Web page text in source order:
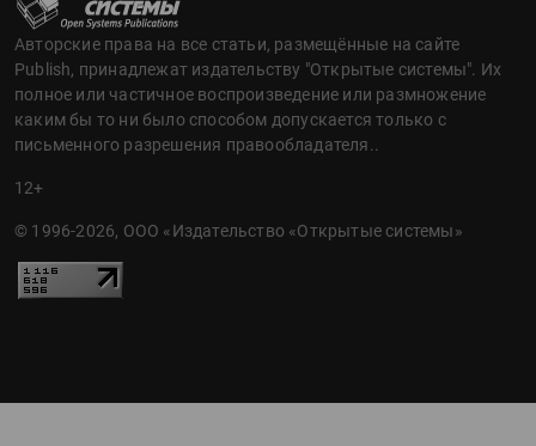
Авторские права на все статьи, размещённые на сайте
Publish, принадлежат издательству "Открытые системы". Их
полное или частичное воспроизведение или размножение
каким бы то ни было способом допускается только с
письменного разрешения правообладателя..
12+
© 1996-2026, ООО «Издательство «Открытые системы»